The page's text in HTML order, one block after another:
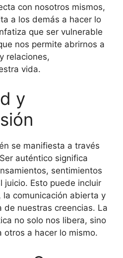
con nosotros mismos,
a los demás a hacer lo
que ser vulnerable
nos permite abrirnos a
relaciones,
vida.
y
se manifiesta a través
auténtico significa
sentimientos
juicio. Esto puede incluir
comunicación abierta y
de nuestras creencias. La
no solo nos libera, sino
otros a hacer lo mismo.